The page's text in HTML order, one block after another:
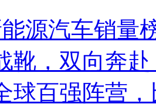
源汽车销量
靴，双向奔
球百强阵营